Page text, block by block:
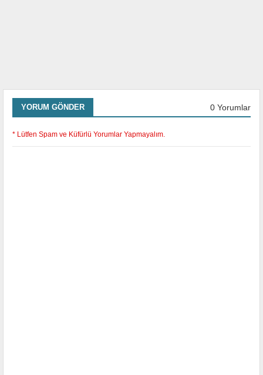
YORUM GÖNDER 0 Yorumlar
* Lütfen Spam ve Küfürlü Yorumlar Yapmayalım.